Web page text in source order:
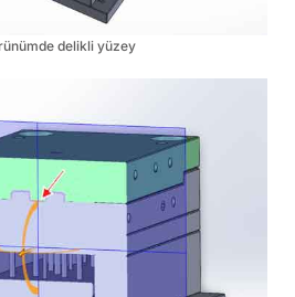
delikli yüzey